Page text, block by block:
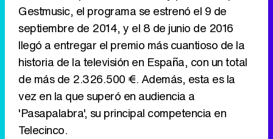
Tráiler de la tercera temporada de 'The Walking Dead: Dead City' de AMC+
Gestmusic, el programa se estrenó el 9 de
septiembre de 2014, y el 8 de junio de 2016
llegó a entregar el premio más cuantioso de la
historia de la televisión en España, con un total
de más de 2.326.500 €. Además, esta es la
vez en la que superó en audiencia a
'Pasapalabra', su principal competencia en
Telecinco.